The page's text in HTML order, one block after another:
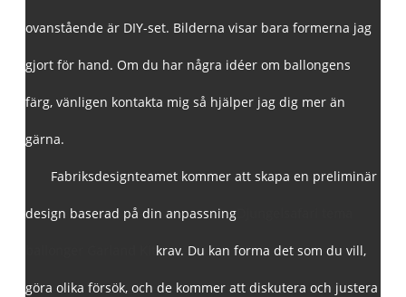
ovanstående är DIY-set. Bilderna visar bara formerna jag
gjort för hand. Om du har några idéer om ballongens
färg, vänligen kontakta mig så hjälper jag dig mer än
gärna.
Fabriksdesignteamet kommer att skapa en preliminär
design baserad på din anpassning
krav. Du kan forma det som du vill,
göra olika försök, och de kommer att diskutera och justera